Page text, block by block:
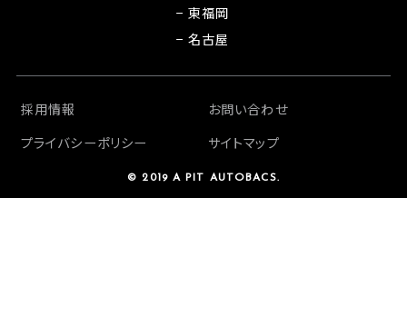
− 東福岡
− 名古屋
採用情報
お問い合わせ
プライバシーポリシー
サイトマップ
© 2019 A PIT AUTOBACS.